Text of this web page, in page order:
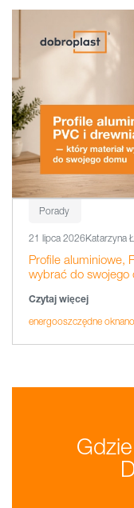
Porady
21 lipca 2026Katarzyna
Profile aluminiowe,
wybrać do swojego
Czytaj więcej
energooszczędne okna